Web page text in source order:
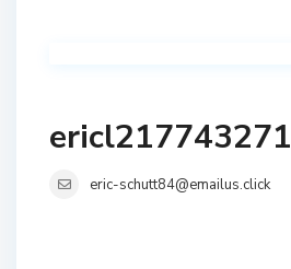
ericl217743271
eric-schutt84@emailus.click